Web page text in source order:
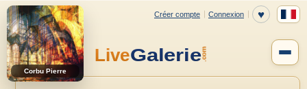
Corbu Pierre